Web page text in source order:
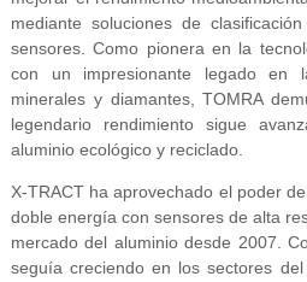
mediante soluciones de
sensores. Como pionera en la
con un impresionante legado en
minerales y diamantes, TOMRA
legendario rendimiento sigue
aluminio ecológico y reciclado.
X-TRACT ha aprovechado el poder
doble energía con sensores de alta
mercado del aluminio desde 2007.
seguía creciendo en los sectores